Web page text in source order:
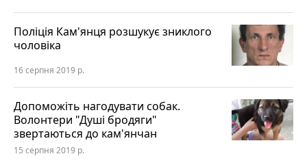
Поліція Кам'янця розшукує зниклого
чоловіка
16 серпня 2019 р.
Допоможіть нагодувати собак.
Волонтери "Душі бродяги"
звертаються до кам'янчан
15 серпня 2019 р.